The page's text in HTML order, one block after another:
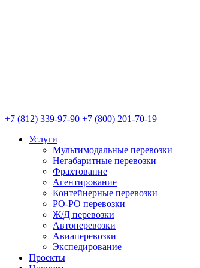
+7 (812) 339-97-90 +7 (800) 201-70-19
Услуги
Мультимодальные перевозки
Негабаритные перевозки
Фрахтование
Агентирование
Контейнерные перевозки
РО-РО перевозки
Ж/Д перевозки
Автоперевозки
Авиаперевозки
Экспедирование
Проекты